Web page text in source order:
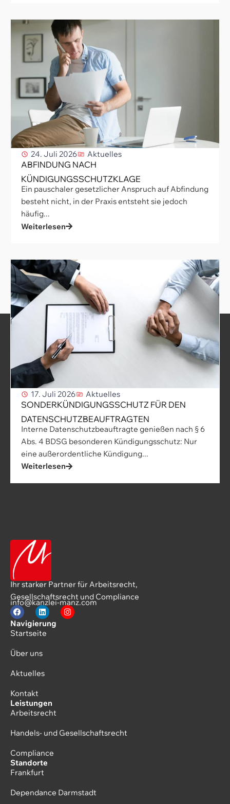
24. Juli 2026 Aktuelles
ABFINDUNG NACH
KÜNDIGUNGSSCHUTZKLAGE
Ein pauschaler gesetzlicher Anspruch auf Abfindung
besteht nicht, in der Praxis entsteht sie jedoch
häufig...
Weiterlesen
17. Juli 2026 Aktuelles
SONDERKÜNDIGUNGSSCHUTZ FÜR DEN
DATENSCHUTZBEAUFTRAGTEN
Interne Datenschutzbeauftragte genießen nach § 6
Abs. 4 BDSG besonderen Kündigungsschutz: Nur
eine außerordentliche Kündigung...
Weiterlesen
Ihr starker Partner für Arbeitsrecht,
Gesellschaftsrecht und Compliance
info@kanzlei-manz.com
Navigierung
Startseite
Über uns
Aktuelles
Kontakt
Leistungen
Arbeitsrecht
Handels- und Gesellschaftsrecht
Compliance
Standorte
Frankfurt
Dependance Darmstadt